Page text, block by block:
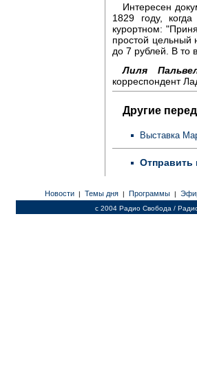
Интересен
1829 году,
курортном:
простой цельный
до 7 рублей. В то
Лиля
корреспондент
Другие
Выставка
Отправить
Новости | Темы дня | Программы |
c 2004 Радио Свобода /